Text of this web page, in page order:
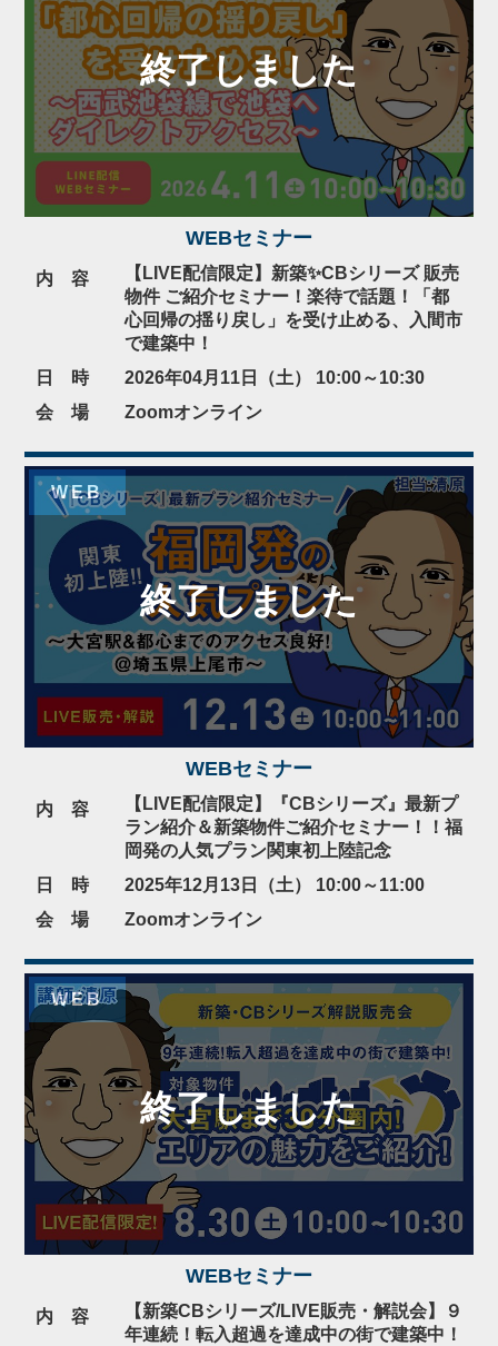
WEBセミナー
内 容
【LIVE配信限定】新築✨CBシリーズ 販売
物件 ご紹介セミナー！楽待で話題！「都
心回帰の揺り戻し」を受け止める、入間市
で建築中！
日 時
2026年04月11日（土） 10:00～10:30
会 場
Zoomオンライン
WEB
WEBセミナー
内 容
【LIVE配信限定】『CBシリーズ』最新プ
ラン紹介＆新築物件ご紹介セミナー！！福
岡発の人気プラン関東初上陸記念
日 時
2025年12月13日（土） 10:00～11:00
会 場
Zoomオンライン
WEB
WEBセミナー
内 容
【新築CBシリーズ/LIVE販売・解説会】９
年連続！転入超過を達成中の街で建築中！